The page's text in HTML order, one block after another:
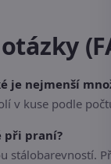
je nejmenší
v kuse podle
při praní?
stálobarevností.